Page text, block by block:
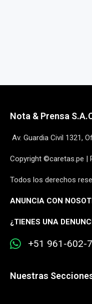
Nota & Prensa
Av. Guardia Civil 1321,
Copyright ©caretas.pe |
Todos los derechos
ANUNCIA CON
¿TIENES UNA
+51 961-602-
Nuestras